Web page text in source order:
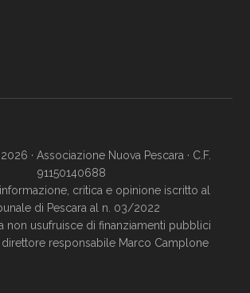
· Associazione Nuova Pescara · C.F.
91150140688
critica e opinione iscritto al
di Pescara al n. 03/2022
non usufruisce di finanziamenti pubblici
direttore responsabile Marco Camplone